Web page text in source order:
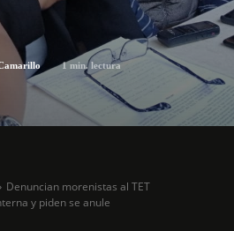
1min. lectura
Denuncian morenistas al TET
y piden se anule